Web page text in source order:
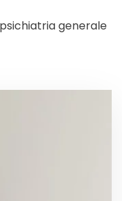
generale